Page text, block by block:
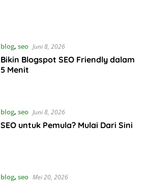
blog, seo Juni 8, 2026
Bikin Blogspot SEO Friendly dalam
5 Menit
blog, seo Juni 8, 2026
SEO untuk Pemula? Mulai Dari Sini
blog, seo Mei 20, 2026